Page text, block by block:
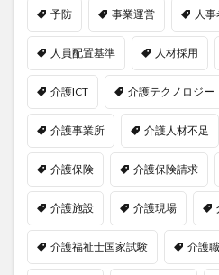
予防 事業運営 人
人員配置基準 人材採用
介護ICT 介護テクノロジー
介護事業所 介護人材不足
介護保険 介護保険請求
介護施設 介護現場
介護福祉士国家試験 介護